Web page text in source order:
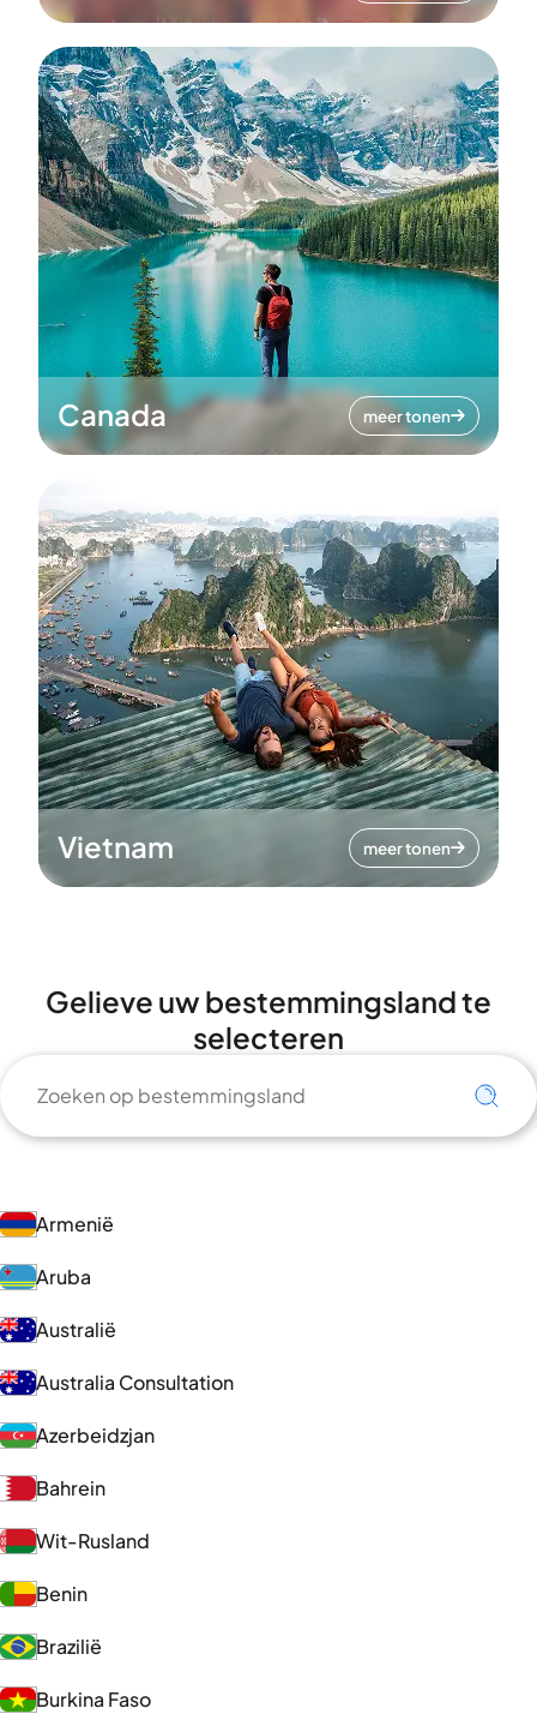
Canada meer tonen
Vietnam meer tonen
Gelieve uw bestemmingsland te
selecteren
Armenië
Aruba
Australië
Australia Consultation
Azerbeidzjan
Bahrein
Wit-Rusland
Benin
Brazilië
Burkina Faso